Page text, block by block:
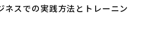
ネスでの実践方法とトレーニン